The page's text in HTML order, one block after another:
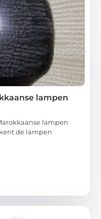
lampen
lampen
de lampen